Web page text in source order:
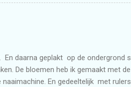
En daarna geplakt op de
De bloemen heb ik gemaakt met
En gedeeltelijk met